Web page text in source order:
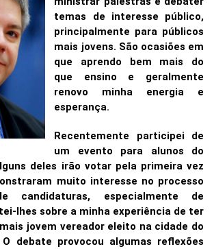
temas de interesse público,
principalmente para públicos
mais jovens. São ocasiões em
que aprendo bem mais do
que ensino e geralmente
renovo minha energia e
esperança.
Recentemente participei de
um evento para alunos do
deles irão votar pela primeira vez
muito interesse no processo
candidaturas, especialmente de
lhes sobre a minha experiência de ter
jovem vereador eleito na cidade do
debate provocou algumas reflexões